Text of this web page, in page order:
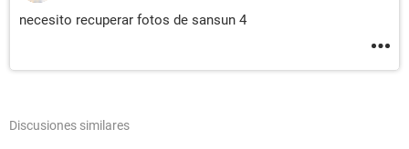
necesito recuperar fotos de sansun 4
Discusiones similares